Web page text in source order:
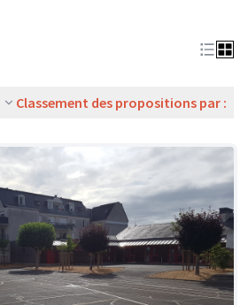
Classement des propositions par :